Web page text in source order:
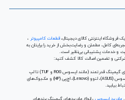
قطعات کامپیوتر
کنار شماست تا تجربه‌ای کامل، مطمئن و رضایت‌بخش از خرید را برایتان به
و خدمات پشتیبانی بی‌نظیر است.
شرکتی و تضمین اصالت کالا کشف کنید:
برای هر نیاز و سلیقه‌ای، از لپ تاپ‌های گیمینگ قدرتمند (مانند ایسوس ROG و TUF) تا لپ
تاپ‌های دانشجویی، اداری و مهندسی از برندهای برتر جهانی همچون ایسوس (ASUS)، لنوو (Lenovo)، اچ‌پی (HP) و مک‌بوک‌های
بیابید.